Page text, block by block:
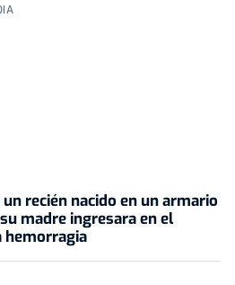
recién nacido en un armario
madre ingresara en el
hemorragia